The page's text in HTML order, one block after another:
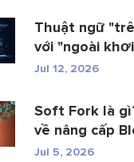
Thuật ngữ
với "ngoài
Jul 12, 2026
Soft Fork là
về nâng cấp
Jul 5, 2026